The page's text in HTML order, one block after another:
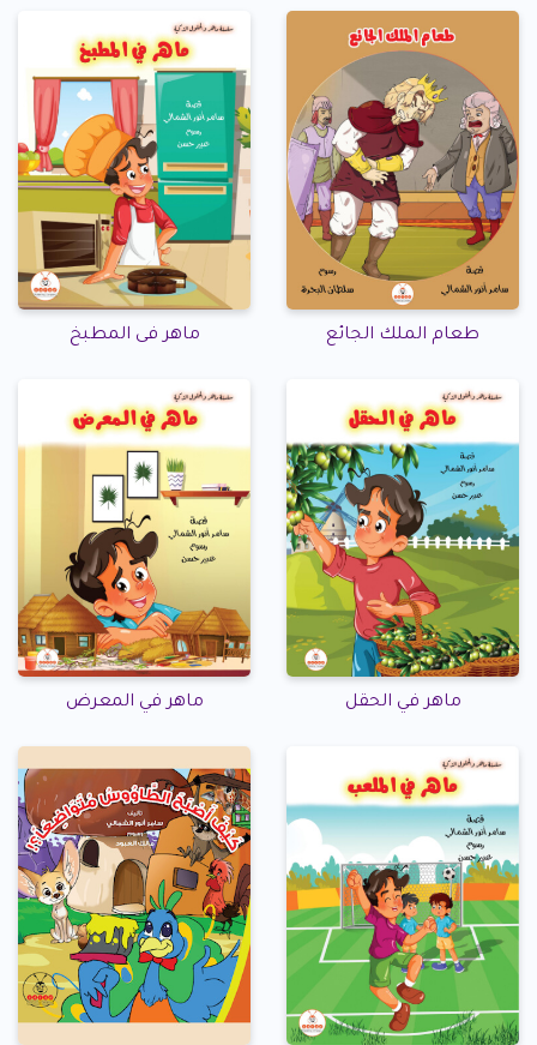
طعام الملك الجائع ماهر فى المطبخ
ماهر في الحقل ماهر في المعرض